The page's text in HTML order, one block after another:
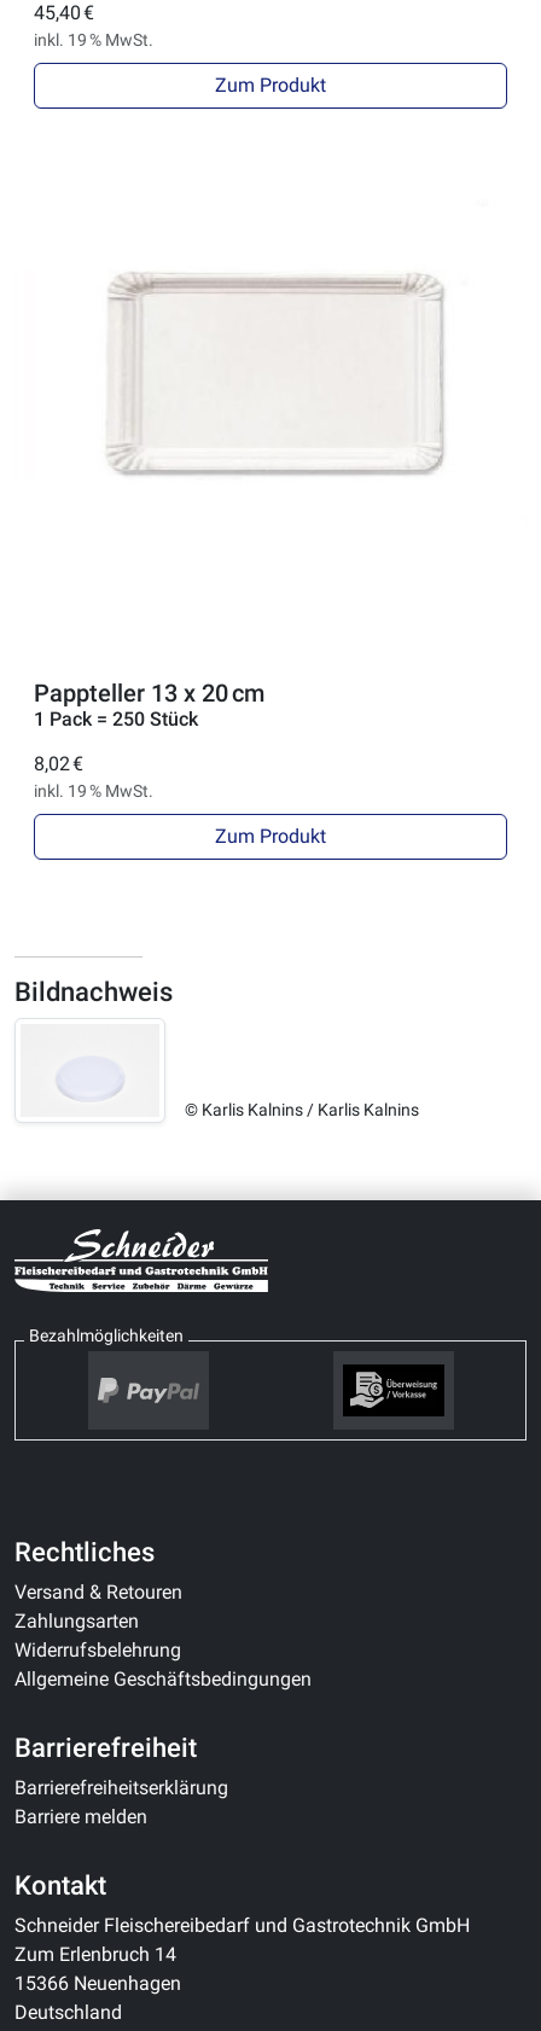
45,40 €
inkl. 19 % MwSt.
Zum Produkt
Pappteller 13 x 20 cm
1 Pack = 250 Stück
8,02 €
inkl. 19 % MwSt.
Zum Produkt
Bildnachweis
© Karlis Kalnins / Karlis Kalnins
Bezahlmöglichkeiten
Rechtliches
Versand & Retouren
Zahlungsarten
Widerrufsbelehrung
Allgemeine Geschäftsbedingungen
Barrierefreiheit
Barrierefreiheitserklärung
Barriere melden
Kontakt
Schneider Fleischereibedarf und Gastrotechnik GmbH
Zum Erlenbruch 14
15366 Neuenhagen
Deutschland